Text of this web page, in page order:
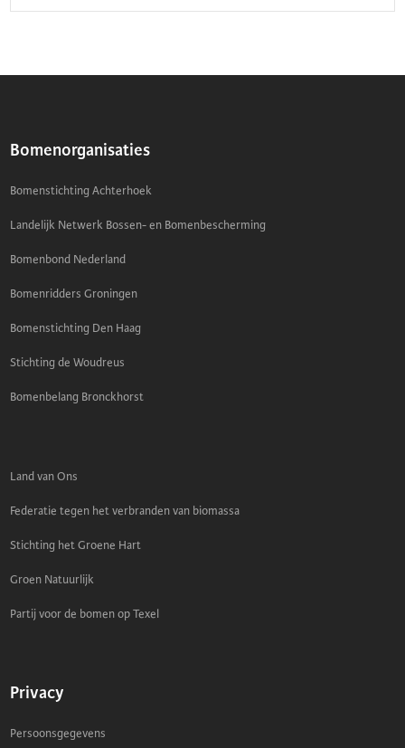
ONDERWERP
Bomenorganisaties
Bomenstichting Achterhoek
Landelijk Netwerk Bossen- en Bomenbescherming
Bomenbond Nederland
Bomenridders Groningen
Bomenstichting Den Haag
Stichting de Woudreus
Bomenbelang Bronckhorst
Land van Ons
Federatie tegen het verbranden van biomassa
Stichting het Groene Hart
Groen Natuurlijk
Partij voor de bomen op Texel
Privacy
Persoonsgegevens